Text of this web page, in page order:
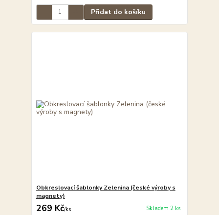
Přidat do košíku
Obkreslovací šablonky Zelenina (české výroby s
magnety)
269 Kč/ks Skladem 2 ks